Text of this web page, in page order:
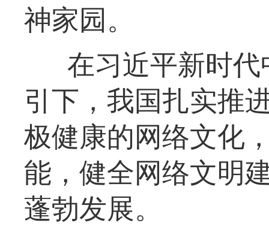
神家园。
在习近平新时
引下，我国扎实推
极健康的网络文化
能，健全网络文明
蓬勃发展。